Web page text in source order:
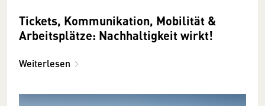
Tickets, Kommunikation, Mobilität &
Arbeitsplätze: Nachhaltigkeit wirkt!
Weiterlesen